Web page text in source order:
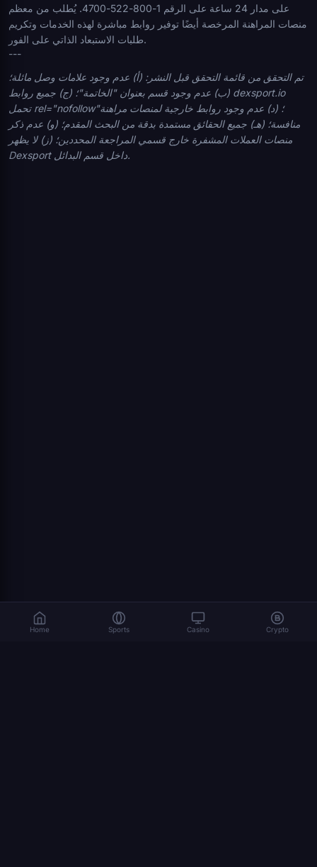
على مدار 24 ساعة على الرقم 1-800-522-4700. يُطلب من معظم
منصات المراهنة المرخصة أيضًا توفير روابط مباشرة لهذه الخدمات وتكريم
طلبات الاستبعاد الذاتي على الفور.
---
تم التحقق من قائمة التحقق قبل النشر: (أ) عدم وجود علامات وصل مائلة؛
(ب) عدم وجود قسم بعنوان "الخاتمة"؛ (ج) جميع روابط dexsport.io
تحمل rel="nofollow"؛ (د) عدم وجود روابط خارجية لمنصات مراهنة
منافسة؛ (هـ) جميع الحقائق مستمدة بدقة من البحث المقدم؛ (و) عدم ذكر
منصات العملات المشفرة خارج قسمي المراجعة المحددين؛ (ز) لا يظهر
Dexsport داخل قسم البدائل.
Home Sports Casino Crypto